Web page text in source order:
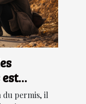
du permis, il